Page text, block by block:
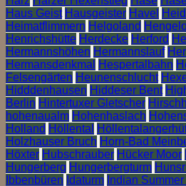
Haus Geist Hausgeister Havel
Heimatflimmern Helgoland
Henrichshütte Herdecke Herford
Hermannshöhen Hermannslauf
Hermansdenkmal
Hespertalbahn
Felsengärten Heunenschlucht
Hidddenhausen Hiddeser Bent
Berlin Hintertuxer Gletscher
hohenaualm Hohenhaslach
Holland Höllental
Holzhauser Bruch Horn-Bad
Höxter Hubschrauber Hücker Moor
Hungerberg Hungerbergturm
Ibbenbüren Idaturm Indian